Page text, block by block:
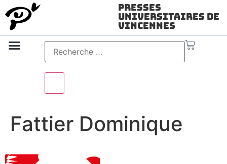
Presses
Universitaires de
Vincennes
Fattier Dominique